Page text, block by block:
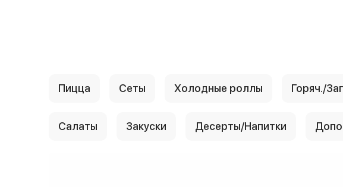
Пицца Сеты Холодные роллы Горяч./
Салаты Закуски Десерты/Напитки